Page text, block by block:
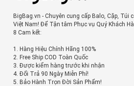
BigBag.vn - Chuyên cung cấp Balo, Cặp, Túi
Việt Nam! Để Tận tâm Phục vụ Quý Khách
8 Cam kết:
1. Hàng Hiệu Chính Hãng 100%
2. Free Ship COD Toàn Quốc
3. Được kiểm hàng trước khi nhận
4. Đổi Trả 90 Ngày Miễn Phí!
5. Bảo Hành Trọn Đời Sản Phẩm!